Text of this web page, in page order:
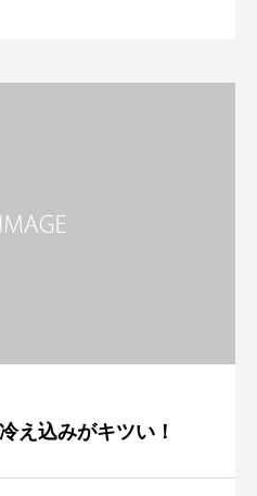
え込みがキツい！